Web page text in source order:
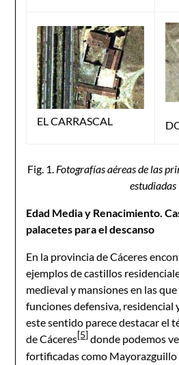
EL CARRASCAL
Fig. 1. Fotografías aéreas de las
estudiadas
Edad Media y Renacimiento.
palacetes para el descanso
En la provincia de Cáceres
ejemplos de castillos
medieval y mansiones en las
funciones defensiva, residencial
este sentido parece destacar el
de Cáceres[5]donde podemos
fortificadas como Mayorazguillo